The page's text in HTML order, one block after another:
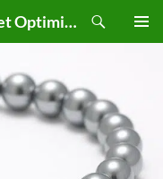
Chimie Naturelle : Comprendre et Optimiser le Corps Humain Naturellement